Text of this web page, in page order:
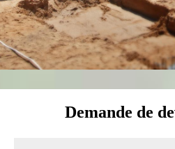
Demande de